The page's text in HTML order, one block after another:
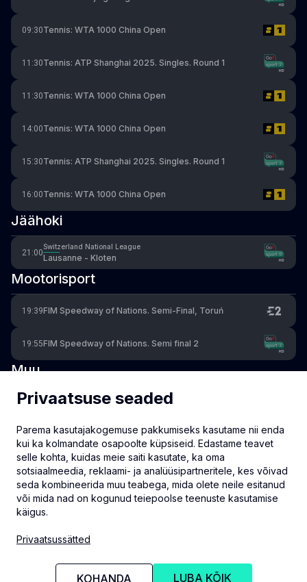
09:30Tennis: WTA 1000 China Open
11:30Tennis: ATP Shanghai 2025. Singles. Round 1
11:30Tennis: WTA 1000 China Open
14:00Tennis: WTA 1000 China Open
15:30Tennis: ATP Shanghai 2025. Singles. Round 1
16:00Tennis: WTA 1000 China Open
Jäähoki
21:00
Switzerland National League
Lausanne - Kloten
Mootorisport
19:39FIM Speedway of Nations. Semi-Final, Toruń
19:55FIM Speedway of Nations. Semi final 2
Muu
08:15
Cycling: Tour of Langkawi Men. Stage 4: Kuala
Terengganu - Kemaman (141.5km)
10:00Padel. Rotterdam P1. Round 2 & Round of 16
14:56
Cycling: Tour of Croatia. Stage 2: Biograd na Moru -
Novalja (119km)
Privaatsussätted
Privaatsuse seaded
Parema kasutajakogemuse pakkumiseks kasutame nii enda
kui ka kolmandate osapoolte küpsiseid. Edastame teavet
selle kohta, kuidas meie saiti kasutate, ka oma
sotsiaalmeedia, reklaami- ja analüüsipartneritele, kes võivad
seda kombineerida muu teabega, mida olete neile esitanud
või mida nad on kogunud teiepoolse teenuste kasutamise
käigus.
Privaatsussätted
KOHANDA LUBA KÕIK